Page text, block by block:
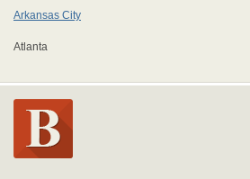
Arkansas City
Atlanta